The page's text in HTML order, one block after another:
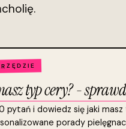
typ cery? -
pytań i dowiedz się jaki
porady